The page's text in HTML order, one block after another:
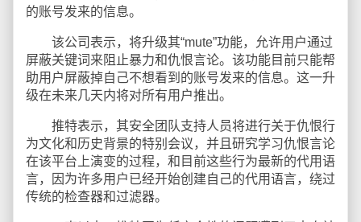
的账号发来的信息。
该公司表示，将升级其“mute”功能，允许用户通过
屏蔽关键词来阻止暴力和仇恨言论。该功能目前只能帮
助用户屏蔽掉自己不想看到的账号发来的信息。这一升
级在未来几天内将对所有用户推出。
推特表示，其安全团队支持人员将进行关于仇恨行
为文化和历史背景的特别会议，并且研究学习仇恨言论
在该平台上演变的过程，和目前这些行为最新的代用语
言，因为许多用户已经开始创建自己的代用语言，绕过
传统的检查器和过滤器。